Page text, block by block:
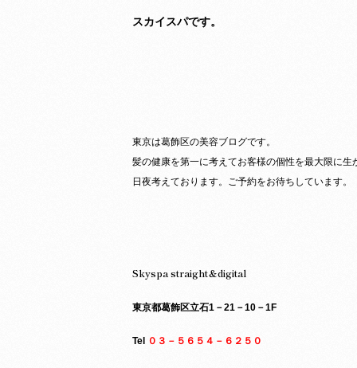
スカイスパです。
東京は葛飾区の美容ブログです。
髪の健康を第一に考えてお客様の個性を最大限に生
日夜考えております。ご予約をお待ちしています。
Skyspa straight＆digital
東京都葛飾区立石1－21－10－1F
Tel ０３－５６５４－６２５０